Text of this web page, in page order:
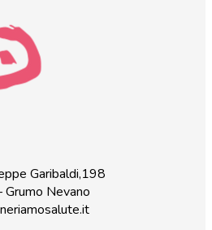
Garibaldi,198
Nevano